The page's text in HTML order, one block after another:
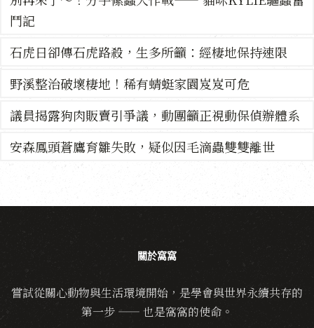
鬥記
石虎日卻傳石虎路殺，生多所籲：經棲地保持速限
野溪整治破壞棲地！稀有蜻蜓家園岌岌可危
議員揭露狗肉販賣引爭議，動團籲正視動保偵辦體系
安森鳳頭蒼鷹育雛失敗，疑似因毛滴蟲雙雙離世
關於窩窩
嘗試從關心動物與生活環境開始，是學會與世界永續共存的
第一步 —— 也是窩窩的使命。